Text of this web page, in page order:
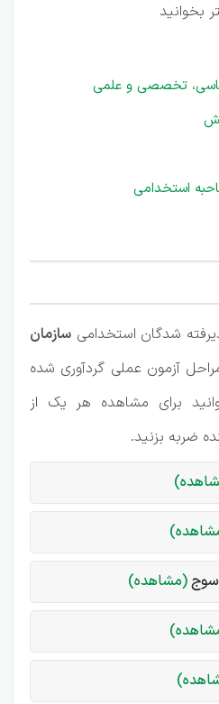
بخوانید
تخصصی و علمی
استخدامی
شدگان استخدامی سازمان
آزمون عملی گردآوری شده
برای مشاهده هر یک از
ضربه بزنید.
(مشاهده)